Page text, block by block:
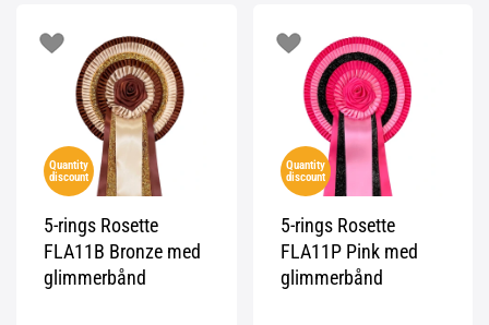
Quantity
discount
5-rings Rosette
FLA11B Bronze med
glimmerbånd
Quantity
discount
5-rings Rosette
FLA11P Pink med
glimmerbånd